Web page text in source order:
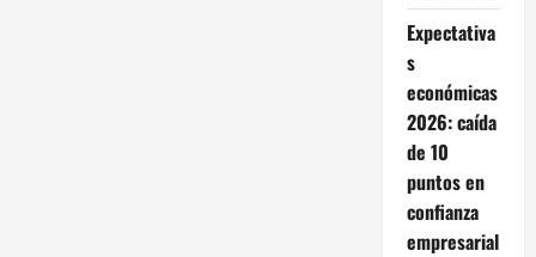
Expectativa
s
económicas
2026: caída
de 10
puntos en
confianza
empresarial